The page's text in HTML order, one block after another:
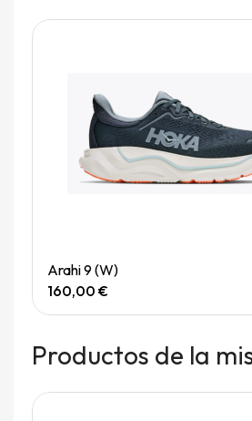
Arahi 9 (W)
160,00 €
Productos de la